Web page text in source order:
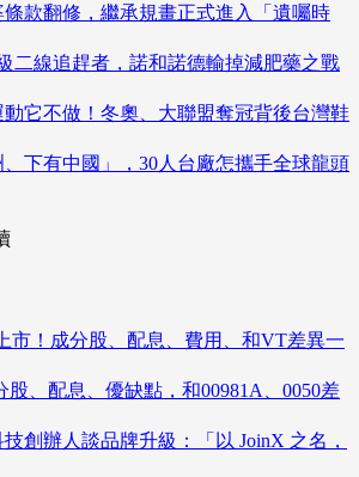
款翻修，繼承規畫正式進入「遺囑時
二線追趕者，諾和諾德輸掉減肥藥之戰
它不做！冬奧、大聯盟奪冠背後台灣鞋
下有中國」，30人台廠怎攜手全球龍頭
市！成分股、配息、費用、和VT差異一
股、配息、優缺點，和00981A、0050差
創辦人談品牌升級：「以 JoinX 之名，